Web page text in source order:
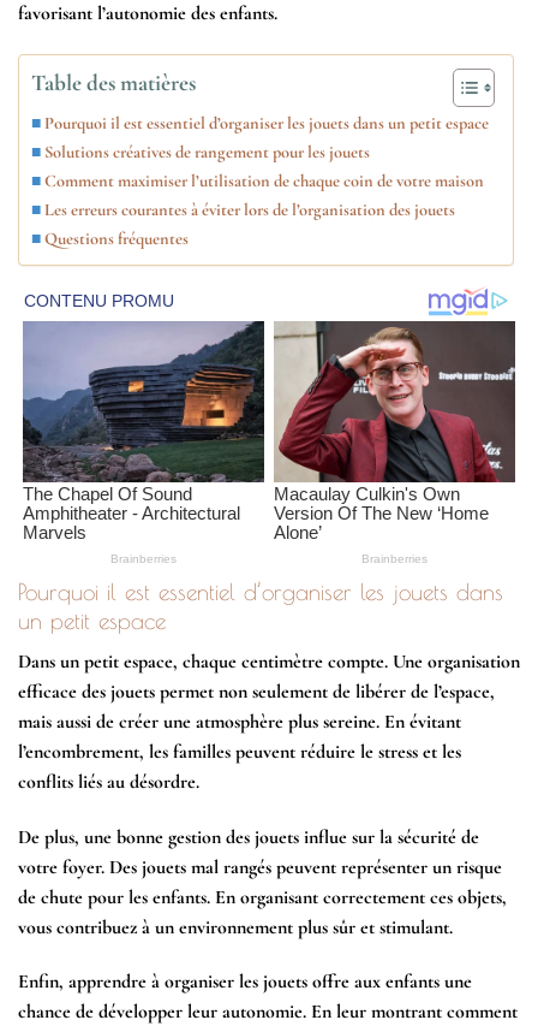
favorisant l’autonomie des enfants.
Table des matières
Pourquoi il est essentiel d’organiser les jouets dans un petit espace
Solutions créatives de rangement pour les jouets
Comment maximiser l’utilisation de chaque coin de votre maison
Les erreurs courantes à éviter lors de l’organisation des jouets
Questions fréquentes
Pourquoi il est essentiel d’organiser les jouets dans
un petit espace
Dans un petit espace, chaque centimètre compte. Une organisation
efficace des jouets permet non seulement de libérer de l’espace,
mais aussi de créer une atmosphère plus sereine. En évitant
l’encombrement, les familles peuvent réduire le stress et les
conflits liés au désordre.
De plus, une bonne gestion des jouets influe sur la sécurité de
votre foyer. Des jouets mal rangés peuvent représenter un risque
de chute pour les enfants. En organisant correctement ces objets,
vous contribuez à un environnement plus sûr et stimulant.
Enfin, apprendre à organiser les jouets offre aux enfants une
chance de développer leur autonomie. En leur montrant comment